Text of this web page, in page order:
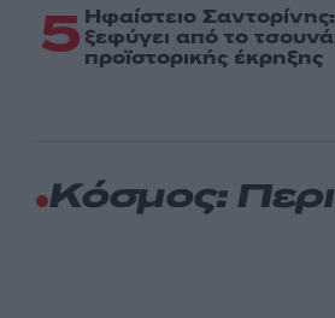
5 Ηφαίστειο
ξεφύγει από το
προϊστορικής έκρηξης
Κόσμος: